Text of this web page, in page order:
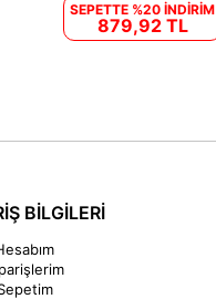
SEPETTE %20 İNDİRİM
879,92 TL
BİLGİLERİ